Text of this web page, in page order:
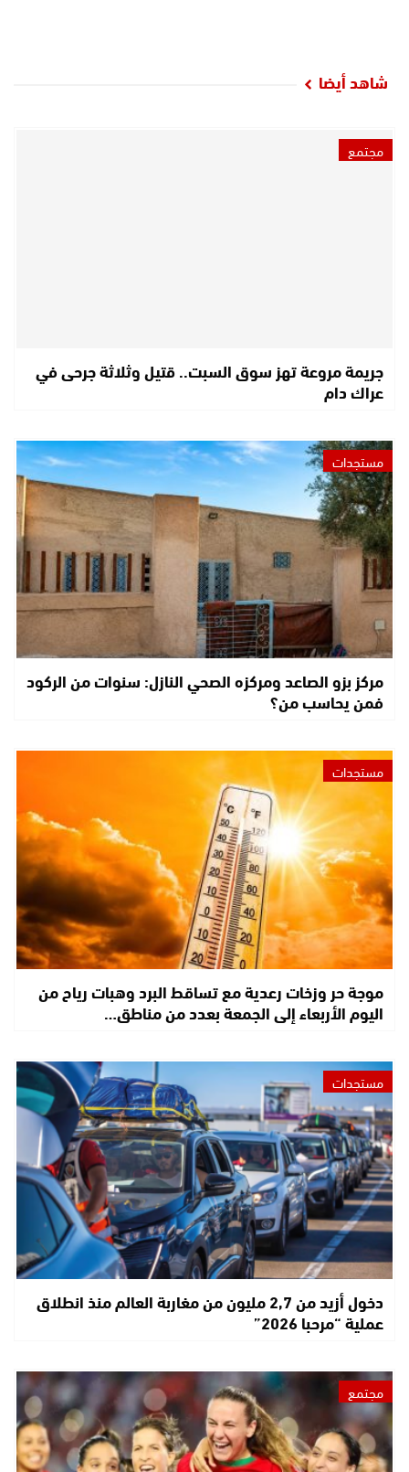
شاهد أيضا
مجتمع
جريمة مروعة تهز سوق السبت.. قتيل وثلاثة جرحى في
عراك دام
مستجدات
مركز بزو الصاعد ومركزه الصحي النازل: سنوات من الركود
فمن يحاسب من؟
مستجدات
موجة حر وزخات رعدية مع تساقط البرد وهبات رياح من
اليوم الأربعاء إلى الجمعة بعدد من مناطق…
مستجدات
دخول أزيد من 2,7 مليون من مغاربة العالم منذ انطلاق
عملية “مرحبا 2026”
مجتمع